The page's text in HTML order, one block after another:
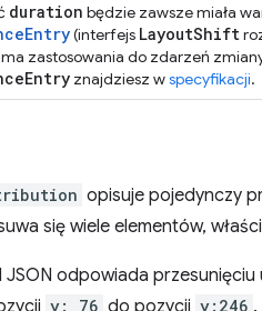
duration będzie zawsze miała
(interfejs LayoutShift
zastosowania do zdarzeń
Entry znajdziesz wspecyfikacji.
opisuje pojedynczy
się wiele elementów,
odpowiada
y: 76 do pozycji y:246 .